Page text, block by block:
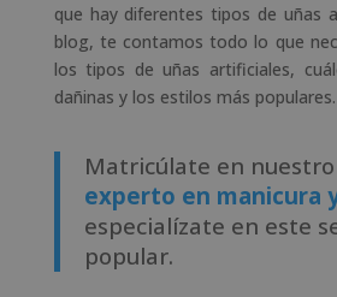
que hay diferentes tipos de uñas
blog, te contamos todo lo que
los tipos de uñas artificiales,
dañinas y los estilos más populares.
Matricúlate en
experto en manicura
especialízate en este
popular.